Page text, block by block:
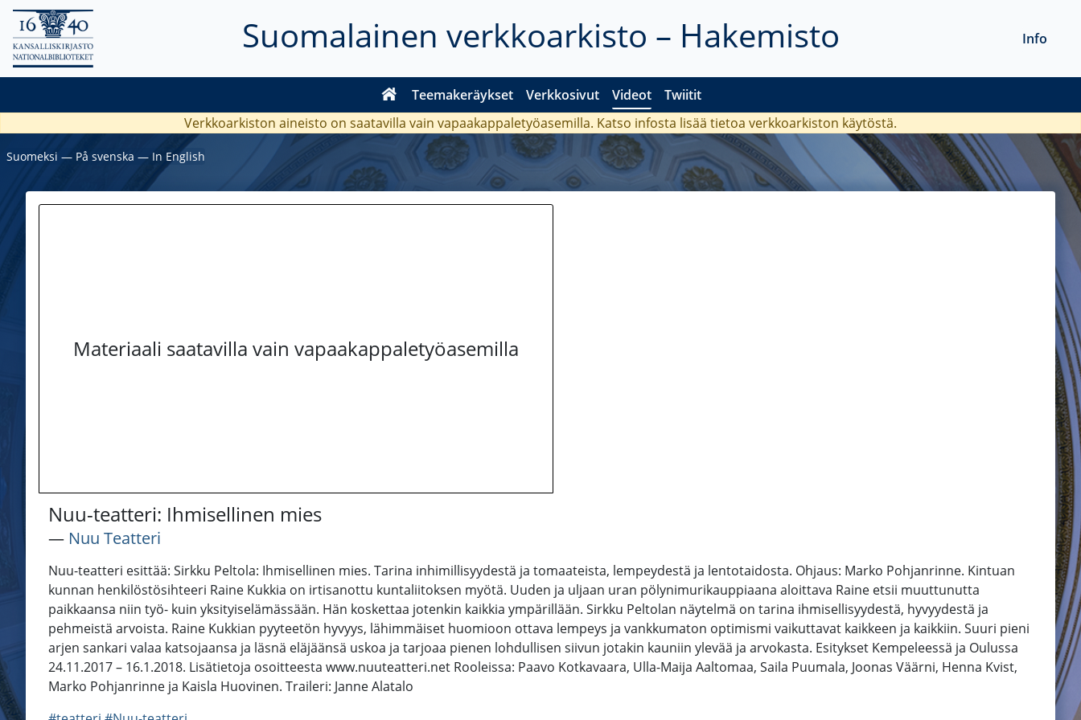
Suomalainen verkkoarkisto – Hakemisto
Teemakeräykset Verkkosivut Videot Twiitit
Info
Verkkoarkiston aineisto on saatavilla vain vapaakappaletyöasemilla. Katso infosta lisää tietoa verkkoarkiston käytöstä.
Suomeksi ― På svenska ― In English
Materiaali saatavilla vain vapaakappaletyöasemilla
Nuu-teatteri: Ihmisellinen mies
― Nuu Teatteri
Nuu-teatteri esittää: Sirkku Peltola: Ihmisellinen mies. Tarina inhimillisyydestä ja tomaateista, lempeydestä ja lentotaidosta. Ohjaus: Marko Pohjanrinne. Kintuan
kunnan henkilöstösihteeri Raine Kukkia on irtisanottu kuntaliitoksen myötä. Uuden ja uljaan uran pölynimurikauppiaana aloittava Raine etsii muuttunutta
paikkaansa niin työ- kuin yksityiselämässään. Hän koskettaa jotenkin kaikkia ympärillään. Sirkku Peltolan näytelmä on tarina ihmisellisyydestä, hyvyydestä ja
pehmeistä arvoista. Raine Kukkian pyyteetön hyvyys, lähimmäiset huomioon ottava lempeys ja vankkumaton optimismi vaikuttavat kaikkeen ja kaikkiin. Suuri pieni
arjen sankari valaa katsojaansa ja läsnä eläjäänsä uskoa ja tarjoaa pienen lohdullisen siivun jotakin kauniin ylevää ja arvokasta. Esitykset Kempeleessä ja Oulussa
24.11.2017 – 16.1.2018. Lisätietoja osoitteesta www.nuuteatteri.net Rooleissa: Paavo Kotkavaara, Ulla-Maija Aaltomaa, Saila Puumala, Joonas Väärni, Henna Kvist,
Marko Pohjanrinne ja Kaisla Huovinen. Traileri: Janne Alatalo